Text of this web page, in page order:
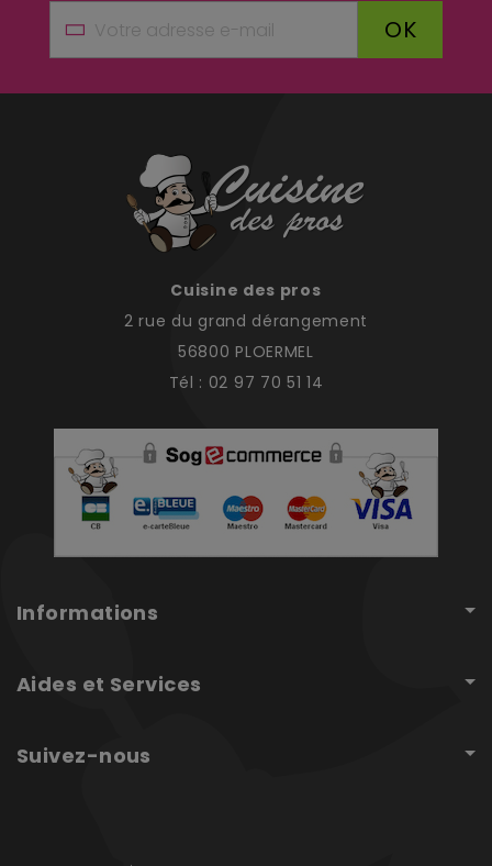
OK
Cuisine des pros
2 rue du grand dérangement
56800 PLOERMEL
Tél : 02 97 70 51 14
Informations
Aides et Services
Suivez-nous